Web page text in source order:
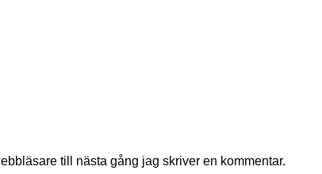
till nästa gång jag skriver en kommentar.